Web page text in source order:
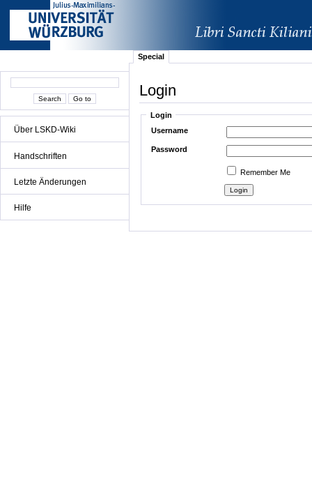
Über LSKD-Wiki
Handschriften
Letzte Änderungen
Hilfe
Special
Login
Login
Username
Password
Remember Me